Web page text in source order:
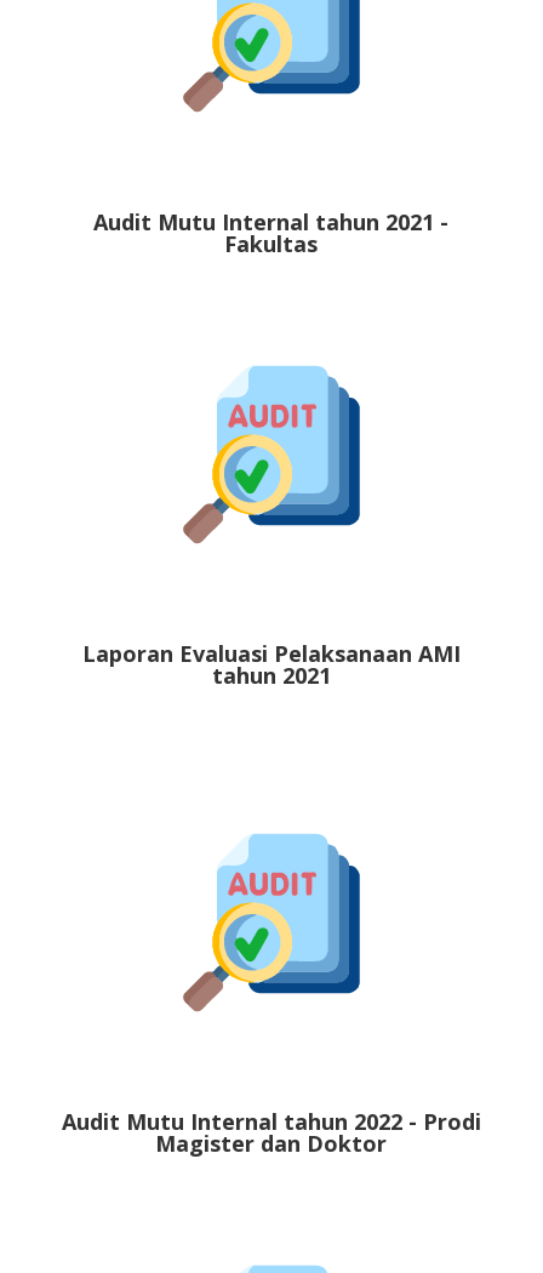
Audit Mutu Internal tahun 2021 -
Fakultas
Laporan Evaluasi Pelaksanaan AMI
tahun 2021
Audit Mutu Internal tahun 2022 - Prodi
Magister dan Doktor